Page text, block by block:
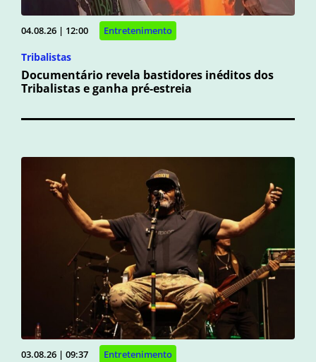
04.08.26 | 12:00 Entretenimento
Tribalistas
Documentário revela bastidores inéditos dos
Tribalistas e ganha pré-estreia
03.08.26 | 09:37 Entretenimento